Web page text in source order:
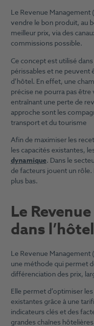
Le Revenue
vendre le bon produit, au
meilleur prix, via des
commissions possible.
Ce concept est utilisé
périssables et ne
d’hôtel. En effet, une
précise ne pourra pas
entraînant une perte de
approche sont les
transport et du tourisme
Afin de maximiser les
les capacités existantes,
dynamique. Dans le
de facteurs jouent un
plus bas.
Le
dans
Le Revenue
une méthode qui permet
différenciation des prix,
Elle permet d’optimiser
existantes grâce à une
indicateurs clés et des
grandes chaînes